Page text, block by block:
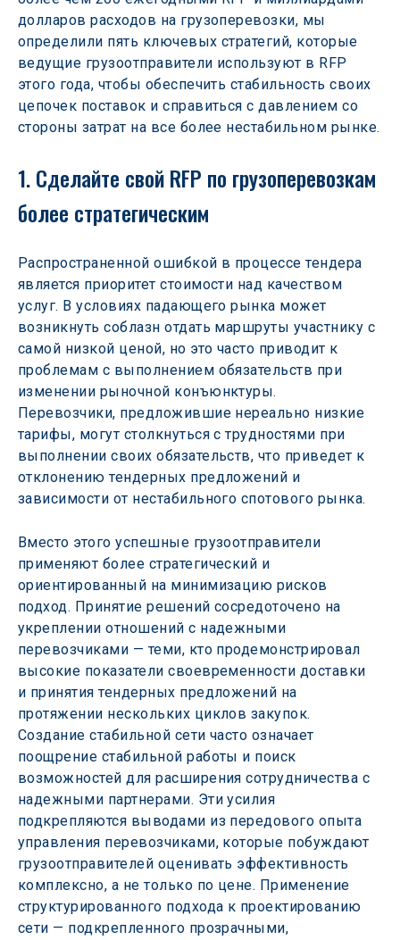
долларов расходов на грузоперевозки, мы
определили пять ключевых стратегий, которые
ведущие грузоотправители используют в RFP
этого года, чтобы обеспечить стабильность своих
цепочек поставок и справиться с давлением со
стороны затрат на все более нестабильном рынке.
1. Сделайте свой RFP по грузоперевозкам
более стратегическим
Распространенной ошибкой в процессе тендера
является приоритет стоимости над качеством
услуг. В условиях падающего рынка может
возникнуть соблазн отдать маршруты участнику с
самой низкой ценой, но это часто приводит к
проблемам с выполнением обязательств при
изменении рыночной конъюнктуры.
Перевозчики, предложившие нереально низкие
тарифы, могут столкнуться с трудностями при
выполнении своих обязательств, что приведет к
отклонению тендерных предложений и
зависимости от нестабильного спотового рынка.
Вместо этого успешные грузоотправители
применяют более стратегический и
ориентированный на минимизацию рисков
подход. Принятие решений сосредоточено на
укреплении отношений с надежными
перевозчиками — теми, кто продемонстрировал
высокие показатели своевременности доставки
и принятия тендерных предложений на
протяжении нескольких циклов закупок.
Создание стабильной сети часто означает
поощрение стабильной работы и поиск
возможностей для расширения сотрудничества с
надежными партнерами. Эти усилия
подкрепляются выводами из передового опыта
управления перевозчиками, которые побуждают
грузоотправителей оценивать эффективность
комплексно, а не только по цене. Применение
структурированного подхода к проектированию
сети — подкрепленного прозрачными,